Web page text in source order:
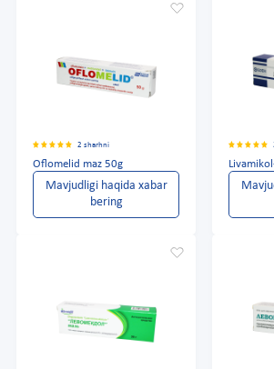
2 sharhni
Oflomelid maz 50g
Mavjudligi haqida xabar
bering